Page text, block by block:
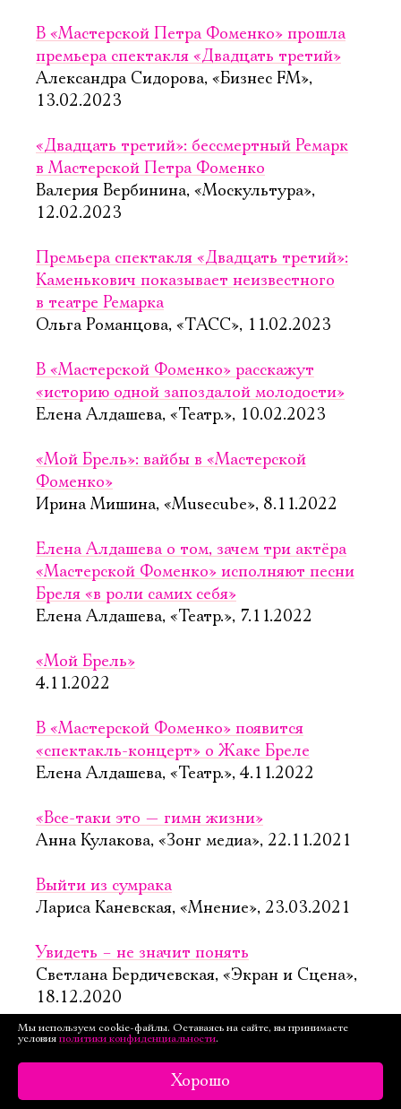
В «Мастерской Петра Фоменко» прошла
премьера спектакля «Двадцать третий»
Александра Сидорова, «Бизнес FM»,
13.02.2023
«Двадцать третий»: бессмертный Ремарк
в Мастерской Петра Фоменко
Валерия Вербинина, «Москультура»,
12.02.2023
Премьера спектакля «Двадцать третий»:
Каменькович показывает неизвестного
в театре Ремарка
Ольга Романцова, «ТАСС», 11.02.2023
В «Мастерской Фоменко» расскажут
«историю одной запоздалой молодости»
Елена Алдашева, «Театр.», 10.02.2023
«Мой Брель»: вайбы в «Мастерской
Фоменко»
Ирина Мишина, «Musecube», 8.11.2022
Елена Алдашева о том, зачем три актёра
«Мастерской Фоменко» исполняют песни
Бреля «в роли самих себя»
Елена Алдашева, «Театр.», 7.11.2022
«Мой Брель»
4.11.2022
В «Мастерской Фоменко» появится
«спектакль-концерт» о Жаке Бреле
Елена Алдашева, «Театр.», 4.11.2022
«Все-таки это — гимн жизни»
Анна Кулакова, «Зонг медиа», 22.11.2021
Выйти из сумрака
Лариса Каневская, «Мнение», 23.03.2021
Увидеть – не значит понять
Светлана Бердичевская, «Экран и Сцена»,
18.12.2020
Парное интервью: Полина Кутепова и Юрий
Буторин отвечают на 10 вопросов о театре,
любви и внутренней слепоте
Мы используем cookie-файлы. Оставаясь на сайте, вы принимаете
условия политики конфиденциальности.
Хорошо